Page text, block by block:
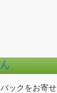
ックをお寄せ